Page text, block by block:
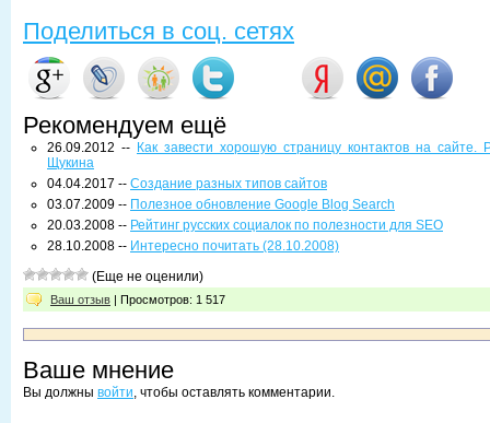
Поделиться в соц. сетях
Рекомендуем ещё
26.09.2012 -- Как завести хорошую страницу контактов на сайте.
Щукина
04.04.2017 -- Создание разных типов сайтов
03.07.2009 -- Полезное обновление Google Blog Search
20.03.2008 -- Рейтинг русских социалок по полезности для SEO
28.10.2008 -- Интересно почитать (28.10.2008)
(Еще не оценили)
Ваш отзыв | Просмотров: 1 517
Ваше мнение
Вы должны войти, чтобы оставлять комментарии.